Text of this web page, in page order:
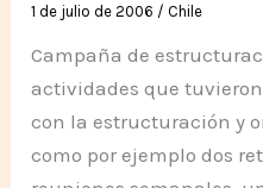
1 de julio de 2006 / Chile
Campaña de
actividades que
con la estructuración y
como por ejemplo dos